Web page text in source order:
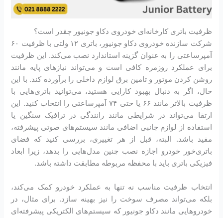
ظرفیت باتری کارخانه‌ای خودروی دکاو جونیور چقدر است؟
شرکت سازنده خودروی دکاو جونیور، باتری ۱۲ ولتی با ظرفیت ۶۰
آمپرساعتی را به عنوان گزینه استاندارد نصب می‌کند. این ظرفیت
برای عملکرد روزمره کافی است و می‌تواند نیازهای پایه مانند
روشن کردن موتور و تامین برق لوازم داخلی را برآورده کند. با این
حال، اگر به دنبال بهبود کارایی هستید، می‌توانید باتری‌هایی با
ظرفیت بالاتر مانند ۶۶ یا حتی ۷۴ آمپرساعتی را انتخاب کنید. این
ارتقا می‌تواند در شرایطی مانند رانندگی در ترافیک سنگین یا
استفاده از لوازم جانبی اضافی مانند سیستم‌های صوتی پیشرفته،
مفید باشد. البته، قبل از هر تغییری، بررسی کنید که فضای
باتری‌خور خودرو اجازه نصب چنین مدل‌هایی را بدهد، زیرا ابعاد
فیزیکی باتری باید با محفظه مربوطه مطابقت داشته باشد.
انتخاب ظرفیت مناسب نه تنها به عملکرد خودرو کمک می‌کند،
بلکه می‌تواند مصرف سوخت را نیز بهینه سازد. برای مثال، در
خودروهایی مانند دکاو جونیور که سیستم‌های الکتریکی پیشرفته‌ای